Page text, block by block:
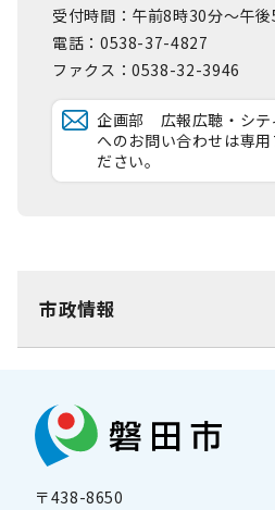
受付時間：午前8時30分～午
電話：0538-37-4827
ファクス：0538-32-3946
企画部 広報広聴・シテ
へのお問い合わせは専
ださい。
市政情報
〒438-8650